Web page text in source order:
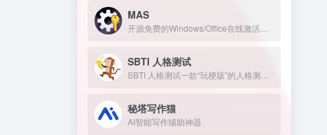
MAS
SBTI 人格测试
秘塔写作猫
AI智能写作辅助神器